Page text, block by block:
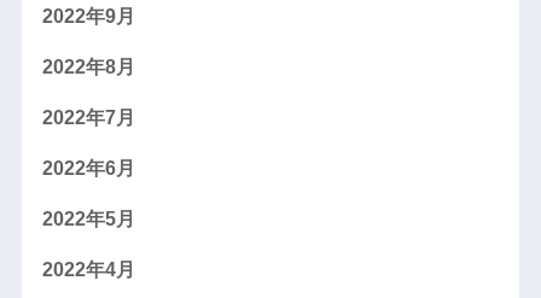
2022年9月
2022年8月
2022年7月
2022年6月
2022年5月
2022年4月